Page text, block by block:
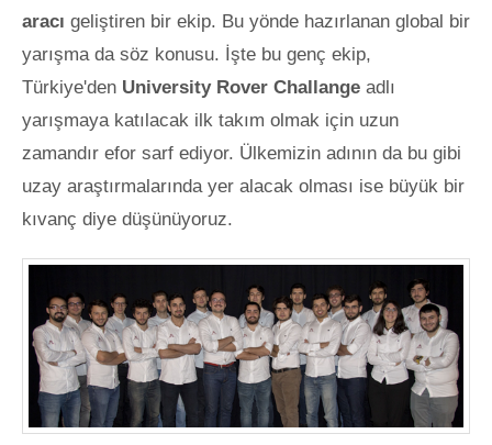
aracı geliştiren bir ekip. Bu yönde hazırlanan global bir
yarışma da söz konusu. İşte bu genç ekip,
Türkiye'den University Rover Challange adlı
yarışmaya katılacak ilk takım olmak için uzun
zamandır efor sarf ediyor. Ülkemizin adının da bu gibi
uzay araştırmalarında yer alacak olması ise büyük bir
kıvanç diye düşünüyoruz.